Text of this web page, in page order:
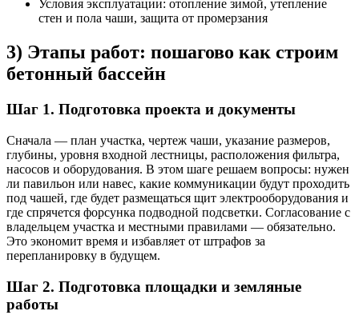
Условия эксплуатации: отопление зимой, утепление
стен и пола чаши, защита от промерзания
3) Этапы работ: пошагово как строим
бетонный бассейн
Шаг 1. Подготовка проекта и документы
Сначала — план участка, чертеж чаши, указание размеров,
глубины, уровня входной лестницы, расположения фильтра,
насосов и оборудования. В этом шаге решаем вопросы: нужен
ли павильон или навес, какие коммуникации будут проходить
под чашей, где будет размещаться щит электрооборудования и
где спрячется форсунка подводной подсветки. Согласование с
владельцем участка и местными правилами — обязательно.
Это экономит время и избавляет от штрафов за
перепланировку в будущем.
Шаг 2. Подготовка площадки и земляные
работы